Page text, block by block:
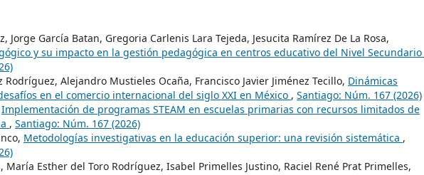
Jorge García Batan, Gregoria Carlenis Lara Tejeda, Jesucita Ramírez De La Rosa,
y su impacto en la gestión pedagógica en centros educativo del Nivel Secundario
Alejandro Mustieles Ocaña, Francisco Javier Jiménez Tecillo, Dinámicas
en el comercio internacional del siglo XXI en México , Santiago: Núm. 167 (2026)
Implementación de programas STEAM en escuelas primarias con recursos limitados de
, Santiago: Núm. 167 (2026)
Metodologías investigativas en la educación superior: una revisión sistemática ,
María Esther del Toro Rodríguez, Isabel Primelles Justino, Raciel René Prat Primelles,